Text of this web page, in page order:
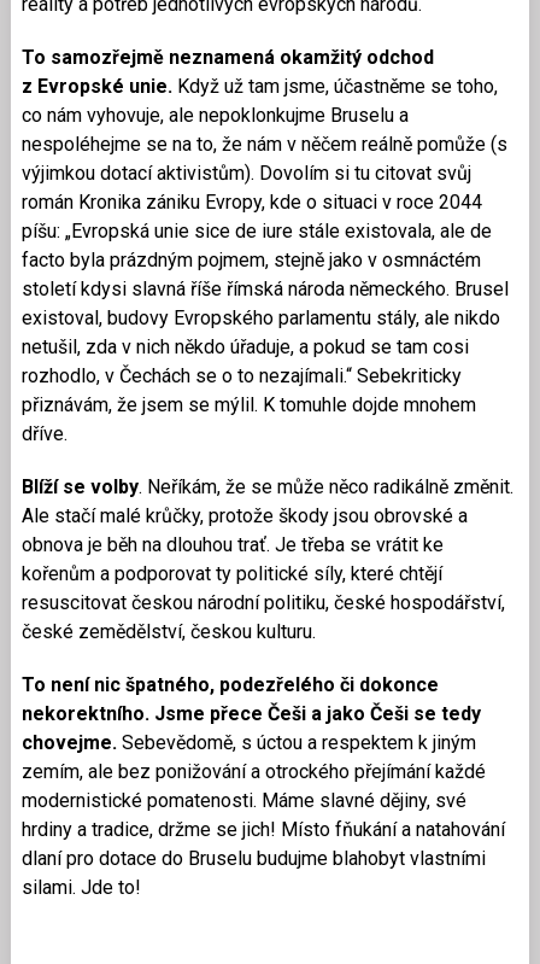
To samozřejmě neznamená okamžitý odchod
z Evropské unie. Když už tam jsme, účastněme se toho,
co nám vyhovuje, ale nepoklonkujme Bruselu a
nespoléhejme se na to, že nám v něčem reálně pomůže (s
výjimkou dotací aktivistům). Dovolím si tu citovat svůj
román Kronika zániku Evropy, kde o situaci v roce 2044
píšu: „Evropská unie sice de iure stále existovala, ale de
facto byla prázdným pojmem, stejně jako v osmnáctém
století kdysi slavná říše římská národa německého. Brusel
existoval, budovy Evropského parlamentu stály, ale nikdo
netušil, zda v nich někdo úřaduje, a pokud se tam cosi
rozhodlo, v Čechách se o to nezajímali.“ Sebekriticky
přiznávám, že jsem se mýlil. K tomuhle dojde mnohem
dříve.
Blíží se volby. Neříkám, že se může něco radikálně změnit.
Ale stačí malé krůčky, protože škody jsou obrovské a
obnova je běh na dlouhou trať. Je třeba se vrátit ke
kořenům a podporovat ty politické síly, které chtějí
resuscitovat českou národní politiku, české hospodářství,
české zemědělství, českou kulturu.
To není nic špatného, podezřelého či dokonce
nekorektního. Jsme přece Češi a jako Češi se tedy
chovejme. Sebevědomě, s úctou a respektem k jiným
zemím, ale bez ponižování a otrockého přejímání každé
modernistické pomatenosti. Máme slavné dějiny, své
hrdiny a tradice, držme se jich! Místo fňukání a natahování
dlaní pro dotace do Bruselu budujme blahobyt vlastními
silami. Jde to!